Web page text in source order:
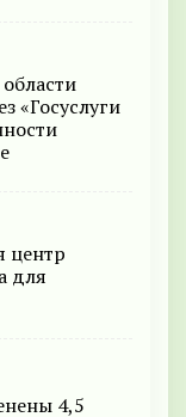
«Госуслуги
центр
для
4,5